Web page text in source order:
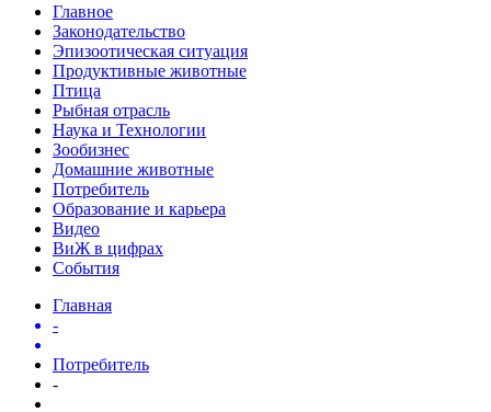
Главное
Законодательство
Эпизоотическая ситуация
Продуктивные животные
Птица
Рыбная отрасль
Наука и Технологии
Зообизнес
Домашние животные
Потребитель
Образование и карьера
Видео
ВиЖ в цифрах
События
Главная
-
Потребитель
-